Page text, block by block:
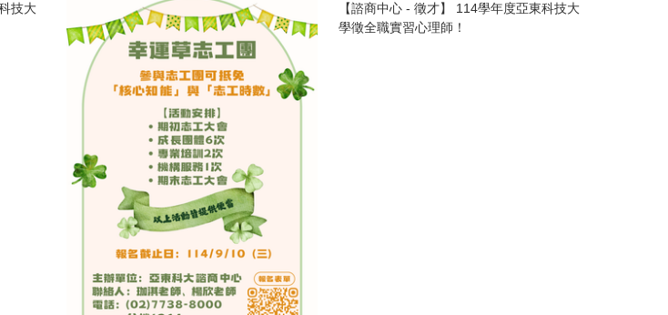
技大
【諮商中心 - 徵才】 114學年度亞東科技大
學徵全職實習心理師！